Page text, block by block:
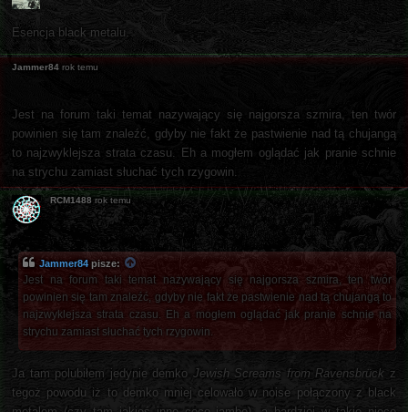
Esencja black metalu.
Jammer84 rok temu
Jest na forum taki temat nazywający się najgorsza szmira, ten twór
powinien się tam znaleźć, gdyby nie fakt że pastwienie nad tą chujangą
to najzwyklejsza strata czasu. Eh a mogłem oglądać jak pranie schnie
na strychu zamiast słuchać tych rzygowin.
RCM1488 rok temu
Jammer84 pisze:
Jest na forum taki temat nazywający się najgorsza szmira, ten twór
powinien się tam znaleźć, gdyby nie fakt że pastwienie nad tą chujangą to
najzwyklejsza strata czasu. Eh a mogłem oglądać jak pranie schnie na
strychu zamiast słuchać tych rzygowin.
Ja tam polubiłem jedynie demko Jewish Screams from Ravensbrück z
tegoż powodu iż to demko mniej celowało w noise połączony z black